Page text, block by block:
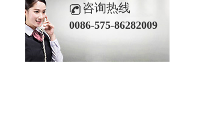
咨询热线
0086-575-86282009